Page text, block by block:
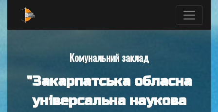
Комунальний заклад
"Закарпатська обласна
універсальна наукова